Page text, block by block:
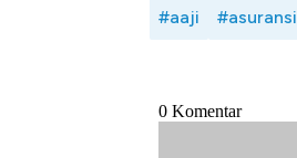
#aaji #asuransi